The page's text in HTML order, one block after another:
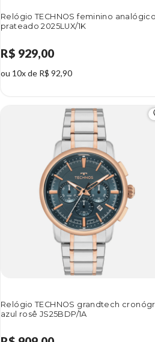
Relógio TECHNOS feminino analógico
prateado 2025LUX/1K
R$ 929,00
ou 10x de R$ 92,90
Relógio TECHNOS grandtech
azul rosê JS25BDP/1A